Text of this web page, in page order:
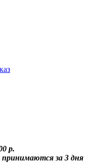
р.
принимаются за 3 дня